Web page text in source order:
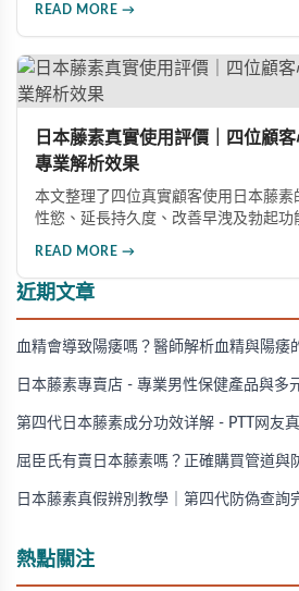
READ MORE →
日本藤素真實使用評價｜四位顧
專業解析效果
本文整理了四位真實顧客使用日本藤素
性慾、延長持久度、改善早洩及勃起功
READ MORE →
近期文章
血精會導致陽痿嗎？醫師解析血精與陽痿
日本藤素專賣店 - 專業男性保健產品與多
第四代日本藤素成分功效详解 - PTT网友
屈臣氏有賣日本藤素嗎？正確購買管道與
日本藤素真假辨別教學｜第四代防偽查詢
熱點關注